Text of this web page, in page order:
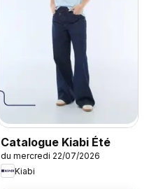
Catalogue Kiabi Été
du mercredi 22/07/2026
Kiabi